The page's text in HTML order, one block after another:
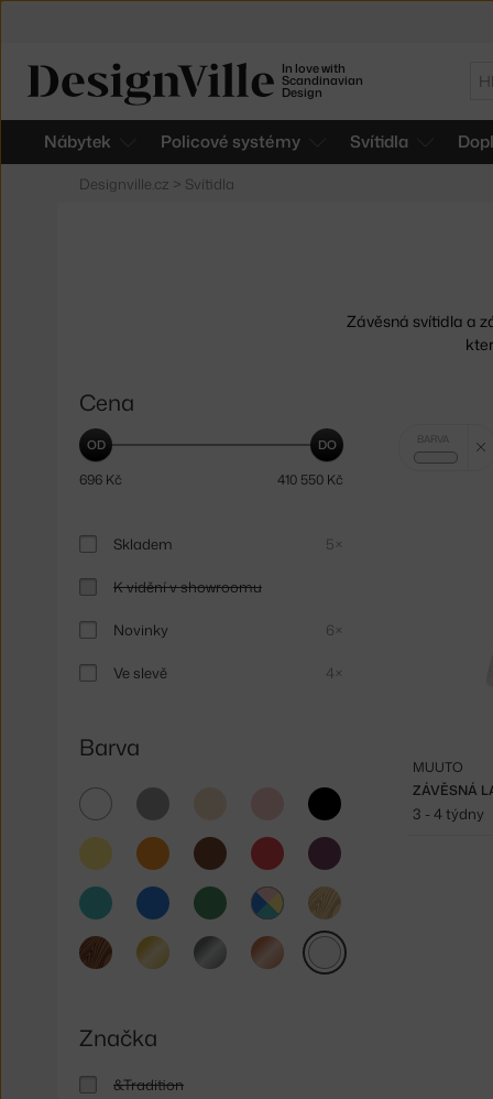
In love with
Scandinavian
Design
Nábytek Policové systémy Svítidla
Designville.cz > Svítidla
Závěsná svítidla a
Cena
696 Kč 410 550 Kč
Skladem 5×
K vidění v showroomu
Novinky 6×
Ve slevě 4×
Barva
bílá šedá černá
žlutá oranžováhnědá červená fialová
tyrkysovámodrá
zelená
multicolor
světlé
dřevo
tmavé
dřevo
zlatá stříbrná měděnáčirá
Značka
&Tradition
Vybrané
filtry:
BARVA
čirá
ZÁVĚSNÁ
MUUTO
3 - 4 týdny